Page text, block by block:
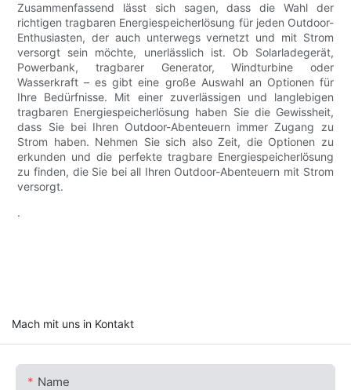
Zusammenfassend lässt sich sagen, dass die Wahl der
richtigen tragbaren Energiespeicherlösung für jeden Outdoor-
Enthusiasten, der auch unterwegs vernetzt und mit Strom
versorgt sein möchte, unerlässlich ist. Ob Solarladegerät,
Powerbank, tragbarer Generator, Windturbine oder
Wasserkraft – es gibt eine große Auswahl an Optionen für
Ihre Bedürfnisse. Mit einer zuverlässigen und langlebigen
tragbaren Energiespeicherlösung haben Sie die Gewissheit,
dass Sie bei Ihren Outdoor-Abenteuern immer Zugang zu
Strom haben. Nehmen Sie sich also Zeit, die Optionen zu
erkunden und die perfekte tragbare Energiespeicherlösung
zu finden, die Sie bei all Ihren Outdoor-Abenteuern mit Strom
versorgt.
.
Mach mit uns in Kontakt
Name